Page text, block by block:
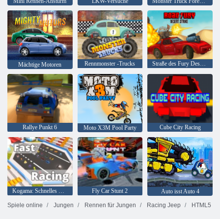
Mächtige Motoren Rennmonster -Trucks Straße des Fury Desert Strike
Rallye Punkt 6 Moto X3M Pool Party Cube City Racing
Kogama: Schnelles Rennen Fly Car Stunt 2
Auto isst Auto 4
Spiele online
Jungen Rennen für Jungen Racing Jeep HTML5